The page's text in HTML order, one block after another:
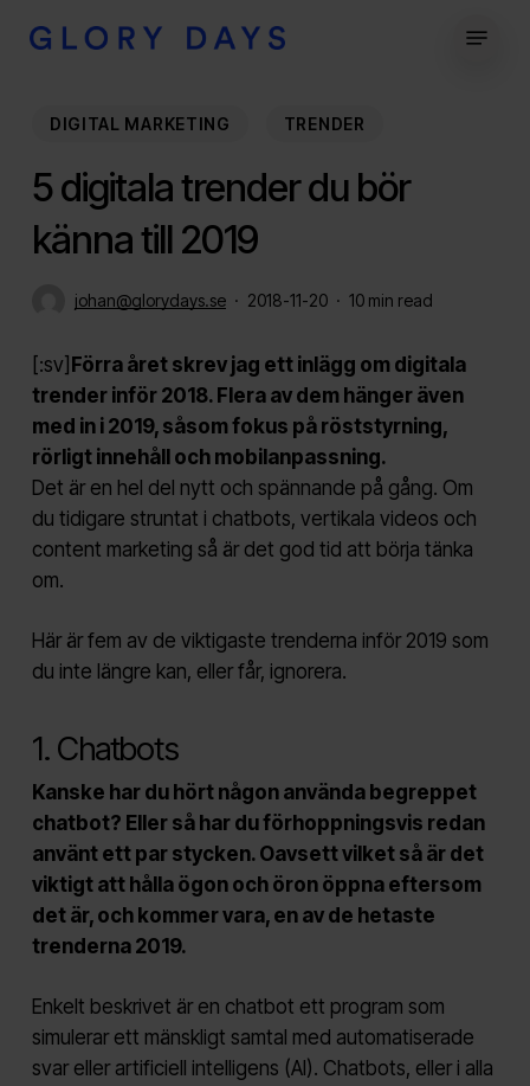
DIGITAL MARKETING TRENDER
5 digitala trender du bör
känna till 2019
johan@glorydays.se 2018-11-20 10 min read
[:sv] Förra året skrev jag ett inlägg om digitala
trender inför 2018. Flera av dem hänger även
med in i 2019, såsom fokus på röststyrning,
rörligt innehåll och mobilanpassning.
Det är en hel del nytt och spännande på gång. Om
du tidigare struntat i chatbots, vertikala videos och
content marketing så är det god tid att börja tänka
om.
Här är fem av de viktigaste trenderna inför 2019 som
du inte längre kan, eller får, ignorera.
1. Chatbots
Kanske har du hört någon använda begreppet
chatbot? Eller så har du förhoppningsvis redan
använt ett par stycken. Oavsett vilket så är det
viktigt att hålla ögon och öron öppna eftersom
det är, och kommer vara, en av de hetaste
trenderna 2019.
Enkelt beskrivet är en chatbot ett program som
simulerar ett mänskligt samtal med automatiserade
svar eller artificiell intelligens (AI). Chatbots, eller i alla